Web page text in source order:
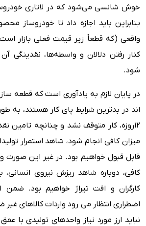
خوش شانسی می‌شود که در لاتاری
بنابراین باید اجازه داد تا خودروساز
واقعی (که قطعاْ زیر قیمت فعلی بازار
کنار رفتن دلالان و واسطه‌ها، نقدینگی
شود.
در پایان لازم به یادآوری است که قطعه
اند در بدترین شرایط پای کار هستند، به
۱۲روزه، کار متوقف نشد و چنانچه تامین
میزان کافی انجام شود، شاهد استمرار
قابل قبول خواهیم بود. ‌در غیر این صورت
کافی، دوباره شاهد ریزش نیروی انسانی،
کارگران و افت تیراژ خواهیم بود. ضمن
اضطراری انتظار می رود واردات کالاهای
نباید ارز مورد نیاز واحدهای تولیدی با